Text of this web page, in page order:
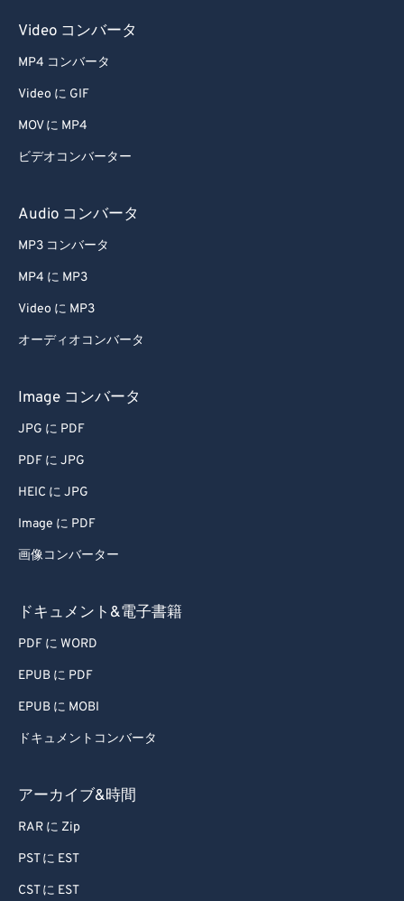
Video コンバータ
MP4 コンバータ
Video に GIF
MOV に MP4
ビデオコンバーター
Audio コンバータ
MP3 コンバータ
MP4 に MP3
Video に MP3
オーディオコンバータ
Image コンバータ
JPG に PDF
PDF に JPG
HEIC に JPG
Image に PDF
画像コンバーター
ドキュメント&電子書籍
PDF に WORD
EPUB に PDF
EPUB に MOBI
ドキュメントコンバータ
アーカイブ&時間
RAR に Zip
PST に EST
CST に EST